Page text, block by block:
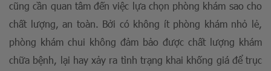
cũng cần quan tâm đến việc lựa chọn phòng khám sao cho
chất lượng, an toàn. Bởi có không ít phòng khám nhỏ lẻ,
phòng khám chui không đảm bảo được chất lượng khám
chữa bệnh, lại hay xảy ra tình trạng khai khống giá để trục